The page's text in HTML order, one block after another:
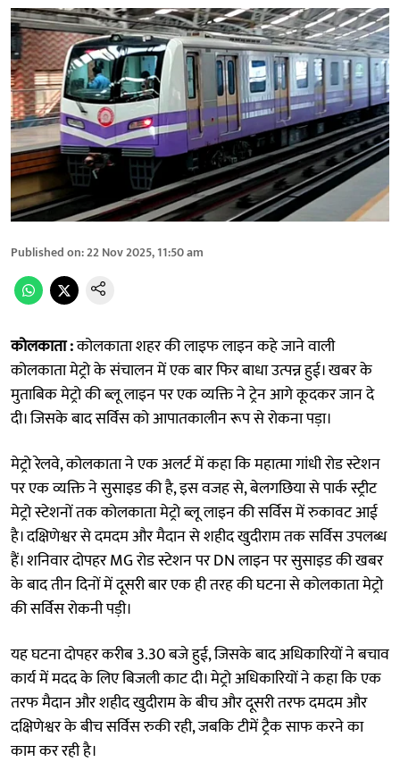
Published on:22 Nov 2025, 11:50 am
कोलकाता :कोलकाता शहर की लाइफ लाइन कहे जाने वाली
कोलकाता मेट्रो के संचालन में एक बार फिर बाधा उत्पन्न हुई। खबर के
मुताबिक मेट्रो की ब्लू लाइन पर एक व्यक्ति ने ट्रेन आगे कूदकर जान दे
दी। जिसके बाद सर्विस को आपातकालीन रूप से रोकना पड़ा।
मेट्रो रेलवे, कोलकाता ने एक अलर्ट में कहा कि महात्मा गांधी रोड स्टेशन
पर एक व्यक्ति ने सुसाइड की है, इस वजह से, बेलगछिया से पार्क स्ट्रीट
मेट्रो स्टेशनों तक कोलकाता मेट्रो ब्लू लाइन की सर्विस में रुकावट आई
है। दक्षिणेश्वर से दमदम और मैदान से शहीद खुदीराम तक सर्विस उपलब्ध
हैं। शनिवार दोपहर MG रोड स्टेशन पर DN लाइन पर सुसाइड की खबर
के बाद तीन दिनों में दूसरी बार एक ही तरह की घटना से कोलकाता मेट्रो
की सर्विस रोकनी पड़ी।
यह घटना दोपहर करीब 3.30 बजे हुई, जिसके बाद अधिकारियों ने बचाव
कार्य में मदद के लिए बिजली काट दी। मेट्रो अधिकारियों ने कहा कि एक
तरफ मैदान और शहीद खुदीराम के बीच और दूसरी तरफ दमदम और
दक्षिणेश्वर के बीच सर्विस रुकी रही, जबकि टीमें ट्रैक साफ करने का
काम कर रही है।